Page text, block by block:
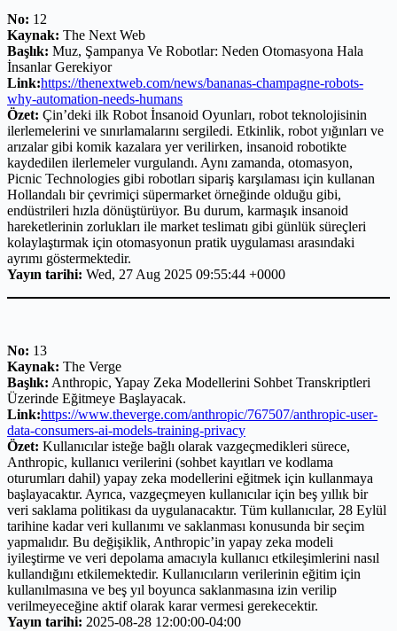
No: 12
Kaynak: The Next Web
Başlık: Muz, Şampanya Ve Robotlar: Neden Otomasyona Hala
İnsanlar Gerekiyor
Link:https://thenextweb.com/news/bananas-champagne-robots-
why-automation-needs-humans
Özet: Çin’deki ilk Robot İnsanoid Oyunları, robot teknolojisinin
ilerlemelerini ve sınırlamalarını sergiledi. Etkinlik, robot yığınları ve
arızalar gibi komik kazalara yer verilirken, insanoid robotikte
kaydedilen ilerlemeler vurgulandı. Aynı zamanda, otomasyon,
Picnic Technologies gibi robotları sipariş karşılaması için kullanan
Hollandalı bir çevrimiçi süpermarket örneğinde olduğu gibi,
endüstrileri hızla dönüştürüyor. Bu durum, karmaşık insanoid
hareketlerinin zorlukları ile market teslimatı gibi günlük süreçleri
kolaylaştırmak için otomasyonun pratik uygulaması arasındaki
ayrımı göstermektedir.
Yayın tarihi: Wed, 27 Aug 2025 09:55:44 +0000
No: 13
Kaynak: The Verge
Başlık: Anthropic, Yapay Zeka Modellerini Sohbet Transkriptleri
Üzerinde Eğitmeye Başlayacak.
Link:https://www.theverge.com/anthropic/767507/anthropic-user-
data-consumers-ai-models-training-privacy
Özet: Kullanıcılar isteğe bağlı olarak vazgeçmedikleri sürece,
Anthropic, kullanıcı verilerini (sohbet kayıtları ve kodlama
oturumları dahil) yapay zeka modellerini eğitmek için kullanmaya
başlayacaktır. Ayrıca, vazgeçmeyen kullanıcılar için beş yıllık bir
veri saklama politikası da uygulanacaktır. Tüm kullanıcılar, 28 Eylül
tarihine kadar veri kullanımı ve saklanması konusunda bir seçim
yapmalıdır. Bu değişiklik, Anthropic’in yapay zeka modeli
iyileştirme ve veri depolama amacıyla kullanıcı etkileşimlerini nasıl
kullandığını etkilemektedir. Kullanıcıların verilerinin eğitim için
kullanılmasına ve beş yıl boyunca saklanmasına izin verilip
verilmeyeceğine aktif olarak karar vermesi gerekecektir.
Yayın tarihi: 2025-08-28 12:00:00-04:00